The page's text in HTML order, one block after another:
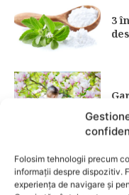
Folosim tehnologii precum
informații despre dispozitiv.
experiența de navigare și
3
CATEGORII
EVENIMENTE
LIFESTYLE